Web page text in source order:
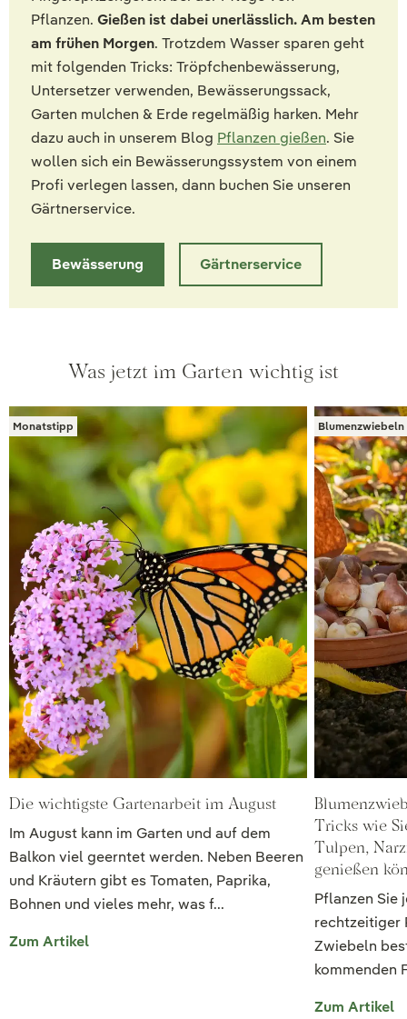
Pflanzen. Gießen ist dabei unerlässlich. Am besten
am frühen Morgen. Trotzdem Wasser sparen geht
mit folgenden Tricks: Tröpfchenbewässerung,
Untersetzer verwenden, Bewässerungssack,
Garten mulchen & Erde regelmäßig harken. Mehr
dazu auch in unserem Blog Pflanzen gießen. Sie
wollen sich ein Bewässerungssystem von einem
Profi verlegen lassen, dann buchen Sie unseren
Gärtnerservice.
Bewässerung Gärtnerservice
Was jetzt im Garten wichtig ist
Monatstipp
Die wichtigste Gartenarbeit im August
Im August kann im Garten und auf dem
Balkon viel geerntet werden. Neben Beeren
und Kräutern gibt es Tomaten, Paprika,
Bohnen und vieles mehr, was f...
Zum Artikel
Tricks wie
Tulpen,
genießen
Pflanzen Sie
rechtzeitiger
Zwiebeln
kommenden
Zum Artikel